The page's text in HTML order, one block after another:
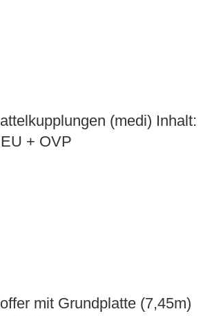
(medi) Inhalt:
+ OVP
mit Grundplatte (7,45m)